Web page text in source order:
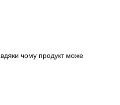
чому продукт може